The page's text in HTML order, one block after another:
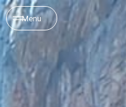
Menu
Panneau de gestion des cookies